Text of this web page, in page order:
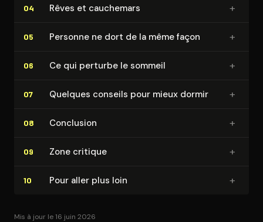
04 Rêves et cauchemars +
05 Personne ne dort de la même façon +
06 Ce qui perturbe le sommeil +
07 Quelques conseils pour mieux dormir +
08 Conclusion +
09 Zone critique +
10 Pour aller plus loin +
Mis à jour le 16 juin 2026